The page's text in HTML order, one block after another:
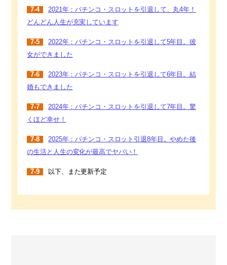
7-4
2021年：パチンコ・スロットを引退して、丸4年！
どんどん人生が充実しています
7-5
2022年：パチンコ・スロットを引退して5年目。彼
女ができました
7-6
2023年：パチンコ・スロットを引退して6年目。結
婚もできました
7-7
2024年：パチンコ・スロットを引退して7年目。驚
くほど幸せ！
7-8
2025年：パチンコ・スロット引退8年目。やめた後
の生活と人生の変化が最高でヤバい！
7-9 以下、また更新予定